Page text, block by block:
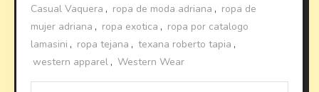
Casual Vaquera , ropa de moda adriana , ropa de
mujer adriana , ropa exotica , ropa por catalogo
lamasini , ropa tejana , texana roberto tapia ,
western apparel , Western Wear